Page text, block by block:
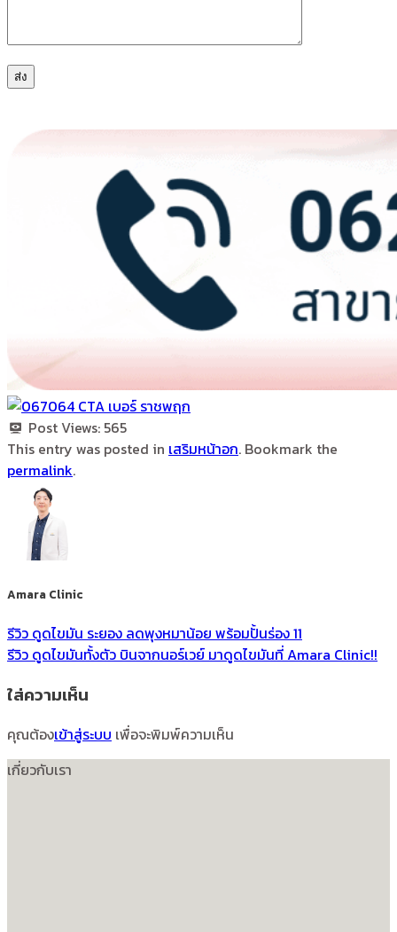
Post Views: 565
This entry was posted in เสริมหน้าอก. Bookmark the
permalink.
Amara Clinic
รีวิว ดูดไขมัน ระยอง ลดพุงหมาน้อย พร้อมปั้นร่อง 11
รีวิว ดูดไขมันทั้งตัว บินจากนอร์เวย์ มาดูดไขมันที่ Amara Clinic!!
ใส่ความเห็น
คุณต้องเข้าสู่ระบบ เพื่อจะพิมพ์ความเห็น
เกี่ยวกับเรา